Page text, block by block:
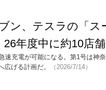
ン、テスラの「ス
年度中に約10店舗
速充電が可能になる。第1号は神
広げる計画だ。
（2026/7/14）